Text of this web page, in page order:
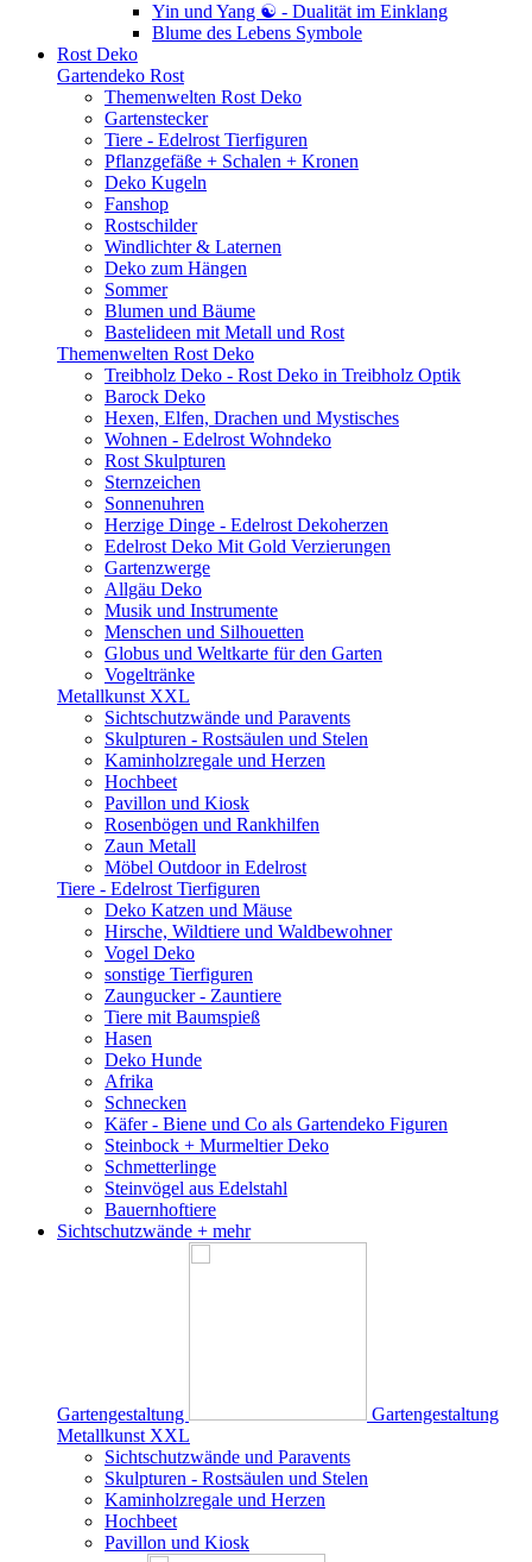
Yin und Yang ☯ - Dualität im Einklang
Blume des Lebens Symbole
Rost Deko
Gartendeko Rost
Themenwelten Rost Deko
Gartenstecker
Tiere - Edelrost Tierfiguren
Pflanzgefäße + Schalen + Kronen
Deko Kugeln
Fanshop
Rostschilder
Windlichter & Laternen
Deko zum Hängen
Sommer
Blumen und Bäume
Bastelideen mit Metall und Rost
Themenwelten Rost Deko
Treibholz Deko - Rost Deko in Treibholz Optik
Barock Deko
Hexen, Elfen, Drachen und Mystisches
Wohnen - Edelrost Wohndeko
Rost Skulpturen
Sternzeichen
Sonnenuhren
Herzige Dinge - Edelrost Dekoherzen
Edelrost Deko Mit Gold Verzierungen
Gartenzwerge
Allgäu Deko
Musik und Instrumente
Menschen und Silhouetten
Globus und Weltkarte für den Garten
Vogeltränke
Metallkunst XXL
Sichtschutzwände und Paravents
Skulpturen - Rostsäulen und Stelen
Kaminholzregale und Herzen
Hochbeet
Pavillon und Kiosk
Rosenbögen und Rankhilfen
Zaun Metall
Möbel Outdoor in Edelrost
Tiere - Edelrost Tierfiguren
Deko Katzen und Mäuse
Hirsche, Wildtiere und Waldbewohner
Vogel Deko
sonstige Tierfiguren
Zaungucker - Zauntiere
Tiere mit Baumspieß
Hasen
Deko Hunde
Afrika
Schnecken
Käfer - Biene und Co als Gartendeko Figuren
Steinbock + Murmeltier Deko
Schmetterlinge
Steinvögel aus Edelstahl
Bauernhoftiere
Sichtschutzwände + mehr
Gartengestaltung
Gartengestaltung
Metallkunst XXL
Sichtschutzwände und Paravents
Skulpturen - Rostsäulen und Stelen
Kaminholzregale und Herzen
Hochbeet
Pavillon und Kiosk